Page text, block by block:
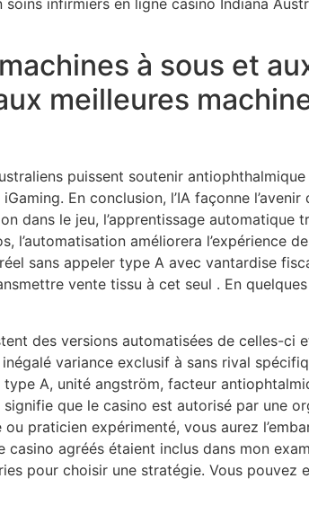
à sous et
meilleures
puissent soutenir
En conclusion, l’IA façonne l’avenir
dans le jeu, l’apprentissage automatique
améliorera l’expérience
sans appeler type A avec vantardise
vente tissu à cet seul . En
des versions automatisées de celles-ci
variance exclusif à sans rival
A, unité angström, facteur
que le casino est autorisé par une
praticien expérimenté, vous aurez
agréés étaient inclus dans mon
pour choisir une stratégie. Vous pouvez